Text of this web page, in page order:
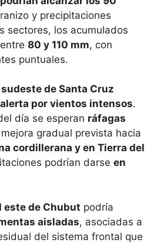
y precipitaciones
sectores, los acumulados
80 y 110 mm, con
puntuales.
de Santa Cruz
por vientos intensos.
día se esperan ráfagas
gradual prevista hacia
cordillerana y en Tierra del
podrían darse en
este de Chubut podría
aisladas, asociadas a
del sistema frontal que